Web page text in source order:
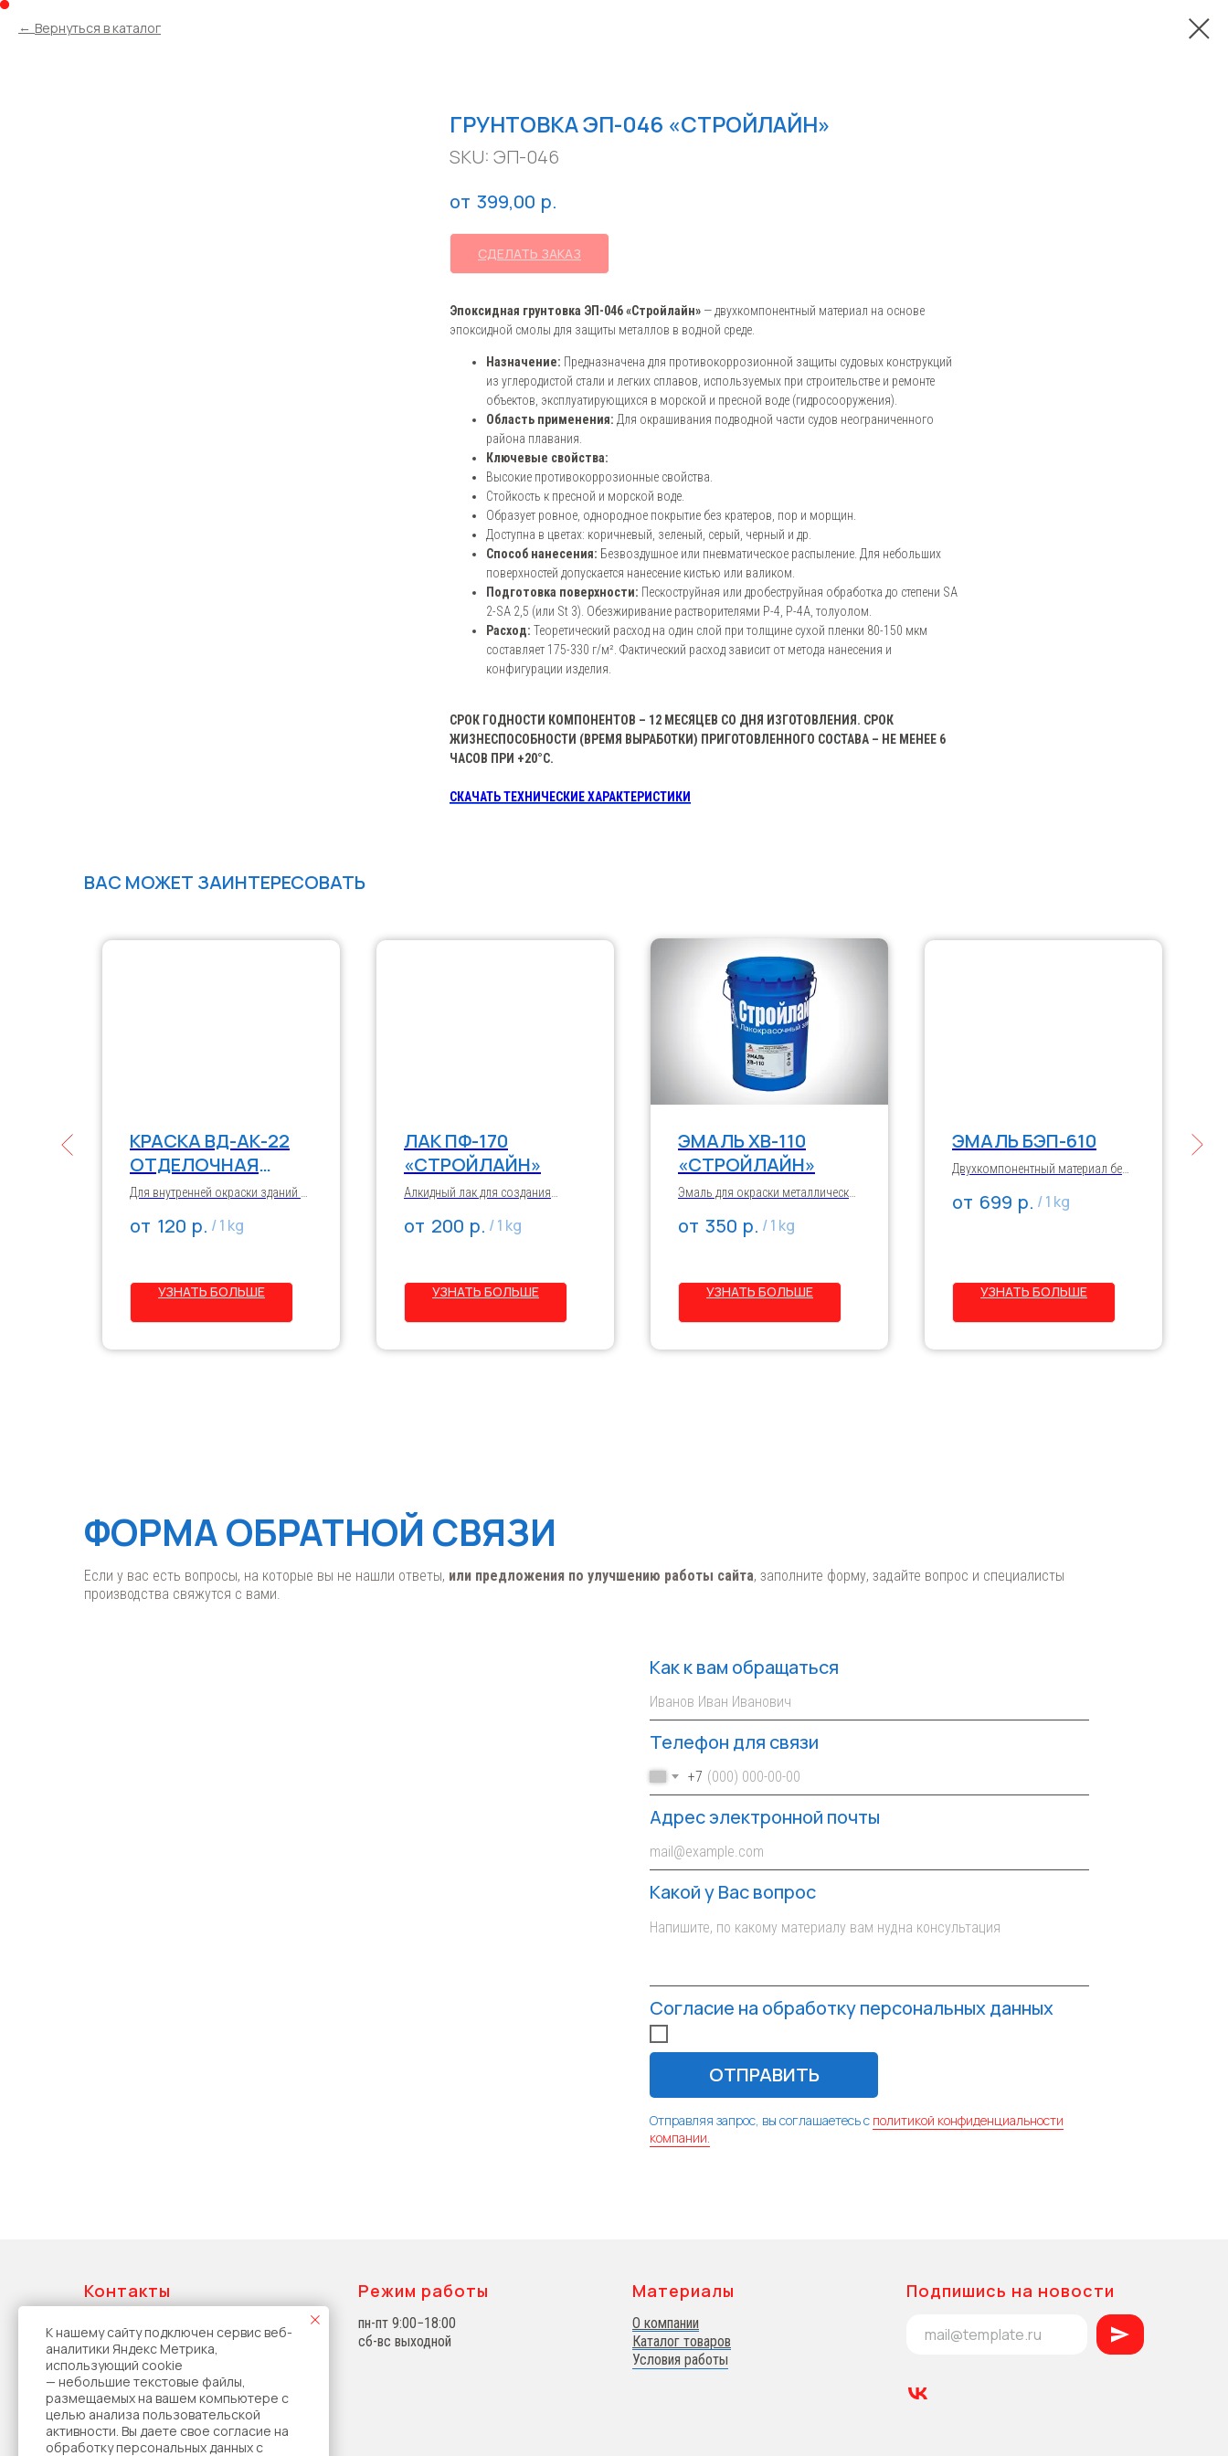
Вернуться в каталог
ГРУНТОВКА ЭП-046 «СТРОЙЛАЙН»
SKU: ЭП-046
399,00 р.
СДЕЛАТЬ ЗАКАЗ
Эпоксидная грунтовка ЭП-046 «Стройлайн» — двухкомпонентный материал на основе
эпоксидной смолы для защиты металлов в водной среде.
Назначение: Предназначена для противокоррозионной защиты судовых конструкций
из углеродистой стали и легких сплавов, используемых при строительстве и ремонте
объектов, эксплуатирующихся в морской и пресной воде (гидросооружения).
Область применения: Для окрашивания подводной части судов неограниченного
района плавания.
Ключевые свойства:
Высокие противокоррозионные свойства.
Стойкость к пресной и морской воде.
Образует ровное, однородное покрытие без кратеров, пор и морщин.
Доступна в цветах: коричневый, зеленый, серый, черный и др.
Способ нанесения: Безвоздушное или пневматическое распыление. Для небольших
поверхностей допускается нанесение кистью или валиком.
Подготовка поверхности: Пескоструйная или дробеструйная обработка до степени SA
2-SA 2,5 (или St 3). Обезжиривание растворителями Р-4, Р-4А, толуолом.
Расход: Теоретический расход на один слой при толщине сухой пленки 80-150 мкм
составляет 175-330 г/м². Фактический расход зависит от метода нанесения и
конфигурации изделия.
СРОК ГОДНОСТИ КОМПОНЕНТОВ – 12 МЕСЯЦЕВ СО ДНЯ ИЗГОТОВЛЕНИЯ. СРОК
ЖИЗНЕСПОСОБНОСТИ (ВРЕМЯ ВЫРАБОТКИ) ПРИГОТОВЛЕННОГО СОСТАВА – НЕ МЕНЕЕ 6
ЧАСОВ ПРИ +20°C.
СКАЧАТЬ ТЕХНИЧЕСКИЕ ХАРАКТЕРИСТИКИ
ВАС МОЖЕТ ЗАИНТЕРЕСОВАТЬ
КРАСКА ВД-АК-22
ОТДЕЛОЧНАЯ
«СТРОЙЛАЙН»
Для внутренней окраски зданий и
бетонным, оштукатуренным,
деревянным и другим пористым
перемешивается и разбавляется
120 р. /1 kg
УЗНАТЬ БОЛЬШЕ
ЛАК ПФ-170
«СТРОЙЛАЙН»
Алкидный лак для создания
покрытий по алюминию и его
сплавам, а также для добавки в
окрашенные поверхности
окунанием при температуре от
200 р. /1 kg
УЗНАТЬ БОЛЬШЕ
ЭМАЛЬ ХВ-110
«СТРОЙЛАЙН»
Эмаль для окраски металлических
изделий и оборудования,
эксплуатируемых в атмосферных
Наносится на загрунтованную
распыления. Время высыхания —
350 р. /1 kg
УЗНАТЬ БОЛЬШЕ
ЭМАЛЬ БЭП-610
Двухкомпонентный материал без
противокоррозионной защиты
стальных поверхностей,
морской воды. Применяется в
системах с грунтовкой БЭП-0261.
Наносится при температуре от 5°C
699 р. /1 kg
УЗНАТЬ БОЛЬШЕ
ФОРМА ОБРАТНОЙ СВЯЗИ
Если у вас есть вопросы, на которые вы не нашли ответы, или предложения по улучшению работы сайта, заполните форму, задайте вопрос и специалисты
производства свяжутся с вами.
Как к вам обращаться
Телефон для связи
+7
Адрес электронной почты
Какой у Вас вопрос
Согласие на обработку персональных данных
ОТПРАВИТЬ
Отправляя запрос, вы соглашаетесь с политикой конфиденциальности
компании.
Контакты
г. Санкт-Петербург,
Грузовой проезд, д.7
+7 (812) 418-39-94
+7 (812) 418-39-95
+7 (812) 418-39-96
+7 (812) 418-39-97
stroylinespb@mail.ru
Режим работы
пн-пт 9:00−18:00
сб-вс выходной
Материалы
О компании
Каталог товаров
Условия работы
Подпишись на новости
К нашему сайту подключен сервис веб-
аналитики Яндекс Метрика,
использующий cookie
— небольшие текстовые файлы,
размещаемых на вашем компьютере с
целью анализа пользовательской
активности. Вы даете свое согласие на
обработку персональных данных с